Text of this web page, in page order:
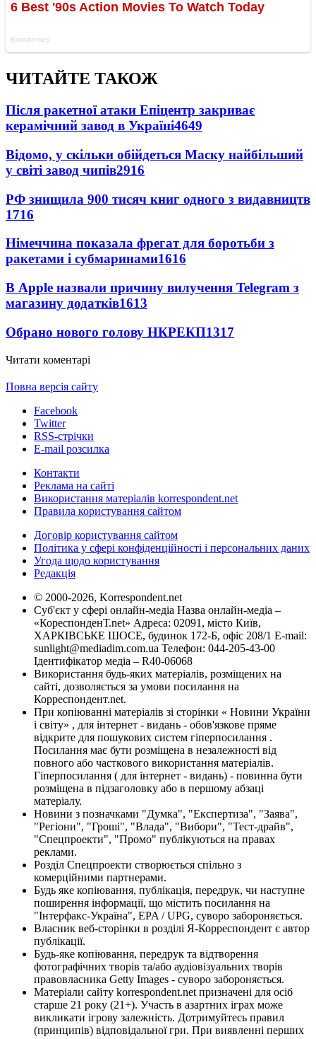
ЧИТАЙТЕ ТАКОЖ
Після ракетної атаки Епіцентр закриває
керамічний завод в Україні4649
Відомо, у скільки обійдеться Маску найбільший
у світі завод чипів2916
РФ знищила 900 тисяч книг одного з видавництв
1716
Німеччина показала фрегат для боротьби з
ракетами і субмаринами1616
В Apple назвали причину вилучення Telegram з
магазину додатків1613
Обрано нового голову НКРЕКП1317
Читати коментарі
Повна версія сайту
Facebook
Twitter
RSS-стрічки
E-mail розсилка
Контакти
Реклама на сайті
Використання матеріалів korrespondent.net
Правила користування сайтом
Договір користування сайтом
Політика у сфері конфіденційності і персональних даних
Угода щодо користування
Редакція
© 2000-2026, Korrespondent.net
Суб'єкт у сфері онлайн-медіа Назва онлайн-медіа –
«КореспонденТ.net» Адреса: 02091, місто Київ,
ХАРКІВСЬКЕ ШОСЕ, будинок 172-Б, офіс 208/1 E-mail:
sunlight@mediadim.com.ua Телефон: 044-205-43-00
Ідентифікатор медіа – R40-06068
Використання будь-яких матеріалів, розміщених на
сайті, дозволяється за умови посилання на
Корреспондент.net.
При копіюванні матеріалів зі сторінки « Новини України
і світу» , для інтернет - видань - обов'язкове пряме
відкрите для пошукових систем гіперпосилання .
Посилання має бути розміщена в незалежності від
повного або часткового використання матеріалів.
Гіперпосилання ( для інтернет - видань) - повинна бути
розміщена в підзаголовку або в першому абзаці
матеріалу.
Новини з позначками "Думка", "Експертиза", "Заява",
"Регіони", "Гроші", "Влада", "Вибори", "Тест-драйв",
"Спецпроекти", "Промо" публікуються на правах
реклами.
Розділ Спецпроекти створюється спільно з
комерційними партнерами.
Будь яке копіювання, публікація, передрук, чи наступне
поширення інформації, що містить посилання на
"Інтерфакс-Україна", EPA / UPG, суворо забороняється.
Власник веб-сторінки в розділі Я-Корреспондент є автор
публікації.
Будь-яке копіювання, передрук та відтворення
фотографічних творів та/або аудіовізуальних творів
правовласника Getty Images - суворо забороняється.
Матеріали сайту korrespondent.net призначені для осіб
старше 21 року (21+). Участь в азартних іграх може
викликати ігрову залежність. Дотримуйтесь правил
(принципів) відповідальної гри. При виявленні перших